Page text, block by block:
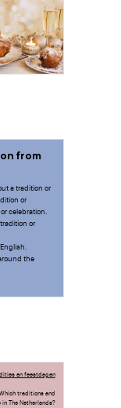
from
a tradition or
or
celebration.
or
the
en feestdagen
traditions and
The Netherlands?